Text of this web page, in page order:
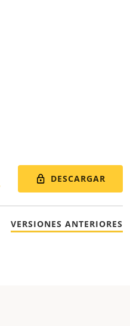
DESCARGAR
VERSIONES ANTERIORES